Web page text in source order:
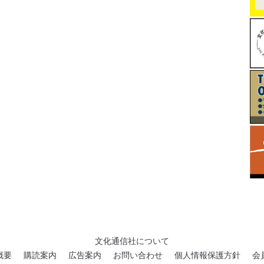
文化通信社について
要
購読案内 広告案内 お問い合わせ 個人情報保護方針 会